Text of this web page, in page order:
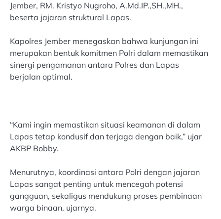
Jember, RM. Kristyo Nugroho, A.Md.IP.,SH.,MH.,
beserta jajaran struktural Lapas.
Kapolres Jember menegaskan bahwa kunjungan ini
merupakan bentuk komitmen Polri dalam memastikan
sinergi pengamanan antara Polres dan Lapas
berjalan optimal.
“Kami ingin memastikan situasi keamanan di dalam
Lapas tetap kondusif dan terjaga dengan baik,” ujar
AKBP Bobby.
Menurutnya, koordinasi antara Polri dengan jajaran
Lapas sangat penting untuk mencegah potensi
gangguan, sekaligus mendukung proses pembinaan
warga binaan, ujarnya.